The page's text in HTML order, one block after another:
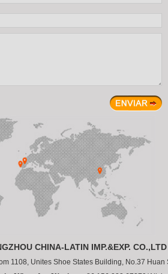
CHINA-LATIN IMP.&EXP. CO.,LTD
1108, Unites Shoe States Building, No.37